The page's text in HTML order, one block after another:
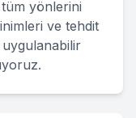
tüm yönlerini
ve tehdit